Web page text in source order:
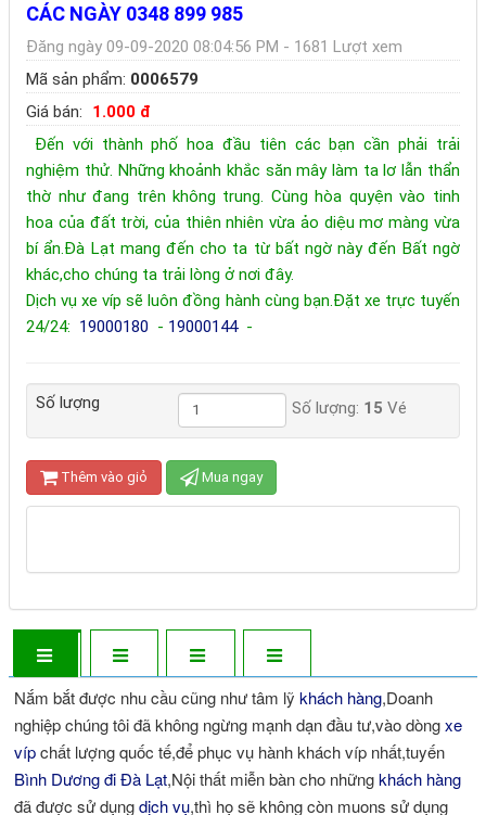
CÁC NGÀY 0348 899 985
Đăng ngày 09-09-2020 08:04:56 PM - 1681 Lượt xem
Mã sản phẩm: 0006579
Giá bán:
1.000 đ
Đến với thành phố hoa đầu tiên các bạn cần phải trải
nghiệm thử. Những khoảnh khắc săn mây làm ta lơ lẫn thẩn
thờ như đang trên không trung. Cùng hòa quyện vào tinh
hoa của đất trời, của thiên nhiên vừa ảo diệu mơ màng vừa
bí ẩn.Đà Lạt mang đến cho ta từ bất ngờ này đến Bất ngờ
khác,cho chúng ta trải lòng ở nơi đây.
Dịch vụ xe víp sẽ luôn đồng hành cùng bạn.Đặt xe trực tuyến
24/24: 19000180 - 19000144-
- 0964.299.449 - 0963.166.225
Số lượng
Số lượng: 15 Vé
Thêm vào giỏ Mua ngay
Nắm bắt được nhu cầu cũng như tâm lỹkhách hàng,Doanh
nghiệp chúng tôi đã không ngừng mạnh dạn đầu tư,vào dòngxe
vípchất lượng quốc tế,để phục vụ hành khách víp nhất,tuyến
Bình Dương đi Đà Lạt,Nội thất miễn bàn cho nhữngkhách hàng
đã được sử dụngdịch vụ,thì họ sẽ không còn muons sử dụng